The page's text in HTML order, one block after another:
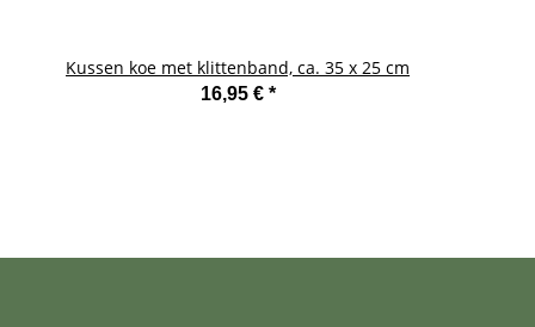
Kussen koe met klittenband, ca. 35 x 25 cm
16,95 € *